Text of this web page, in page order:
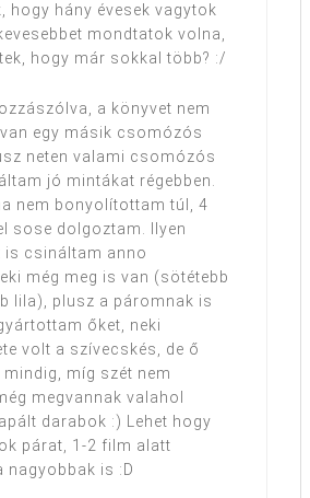
hogy hány évesek vagytok
mondtatok volna,
hogy már sokkal több? :/
a könyvet nem
egy másik csomózós
neten valami csomózós
jó mintákat régebben.
nem bonyolítottam túl, 4
sose dolgoztam. Ilyen
is csináltam anno
még meg is van (sötétebb
lila), plusz a páromnak is
őket, neki
volt a szívecskés, de ő
míg szét nem
megvannak valahol
darabok :) Lehet hogy
párat, 1-2 film alatt
nagyobbak is :D